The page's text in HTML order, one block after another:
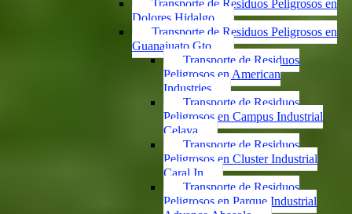
Transporte de Residuos Peligrosos en
Dolores Hidalgo
Transporte de Residuos Peligrosos en
Guanajuato Gto.
Transporte de Residuos
Peligrosos en American
Industries
Transporte de Residuos
Peligrosos en Campus Industrial
Celaya
Transporte de Residuos
Peligrosos en Cluster Industrial
Caral In
Transporte de Residuos
Peligrosos en Parque Industrial